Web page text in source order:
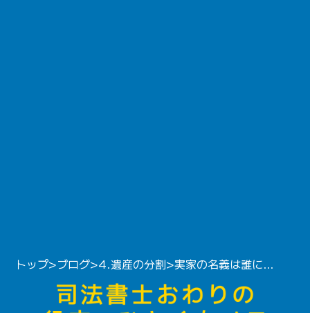
トップ>ブログ>4.遺産の分割> 実家の名義は誰にすべきか——配偶者か子世代か、本音で比較します